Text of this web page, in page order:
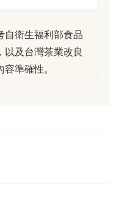
自衛生福利部食品
及台灣茶業改良
準確性。